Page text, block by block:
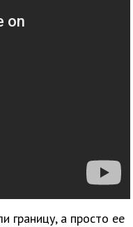
границу, а просто ее